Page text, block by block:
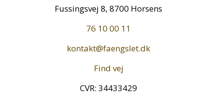
Fussingsvej 8, 8700 Horsens
76 10 00 11
kontakt@faengslet.dk
Find vej
CVR: 34433429